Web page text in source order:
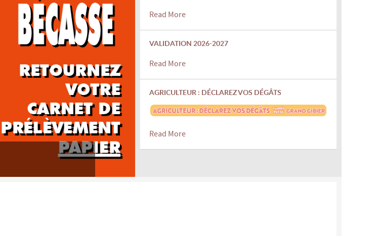
Read More
VALIDATION 2026-2027
Read More
AGRICULTEUR : DÉCLAREZ VOS DÉGÂTS
Read More